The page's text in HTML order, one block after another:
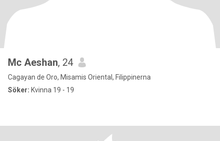
Mc Aeshan, 24
Cagayan de Oro, Misamis Oriental, Filippinerna
Söker: Kvinna 19 - 19